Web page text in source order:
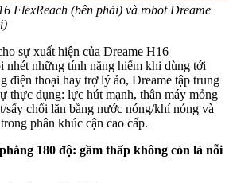
FlexReach (bên phải) và robot Dreame
sự xuất hiện của Dreame H16
nhét những tính năng hiếm khi dùng tới
điện thoại hay trợ lý ảo, Dreame tập trung
thực dụng: lực hút mạnh, thân máy mỏng
sấy chổi lăn bằng nước nóng/khí nóng và
phân khúc cận cao cấp.
180 độ: gầm thấp không còn là nỗi